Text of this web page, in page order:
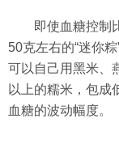
即使血糖控制
50克左右的“迷你
可以自己用黑米、
以上的糯米，包成
血糖的波动幅度。